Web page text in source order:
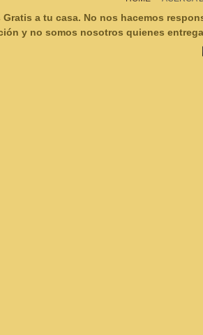
a tu casa. No nos hacemos
y no somos nosotros quienes